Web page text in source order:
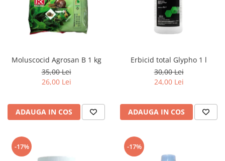
Moluscocid Agrosan B 1 kg
35,00 Lei
26,00 Lei
ADAUGA IN COS
Erbicid total Glypho 1 l
30,00 Lei
24,00 Lei
ADAUGA IN COS
-17% -17%